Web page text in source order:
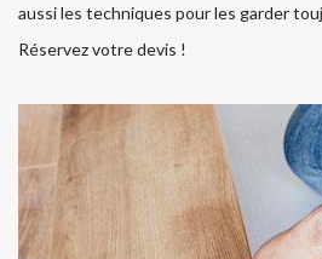
aussi les techniques pour les garder
Réservez votre devis !